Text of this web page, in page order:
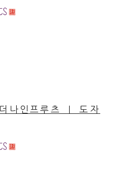
인프루츠 ｜ 도자